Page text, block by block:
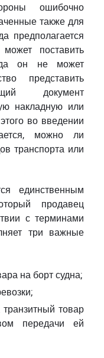
ошибочно
также для
предполагается
поставить
он не может
представить
документ
накладную или
во введении
можно ли
транспорта или
единственным
продавец
с терминами
три важные
на борт судна;
товар
передачи ей